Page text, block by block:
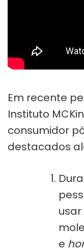
Em recente
Instituto
consumidor
destacados
e